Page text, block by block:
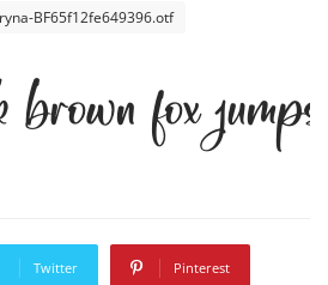
BF65f12fe649396.otf
fox
Twitter Pinterest